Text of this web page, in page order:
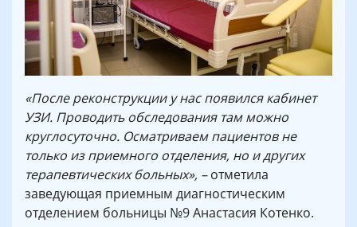
«После реконструкции у нас появился кабинет
УЗИ. Проводить обследования там можно
круглосуточно. Осматриваем пациентов не
только из приемного отделения, но и других
терапевтических больных», –отметила
заведующая приемным диагностическим
отделением больницы №9 Анастасия Котенко.